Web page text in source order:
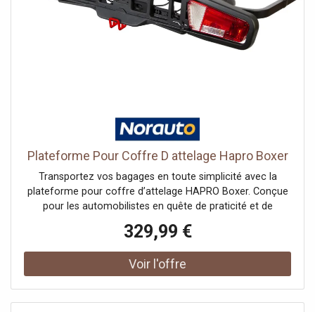
Plateforme Pour Coffre D attelage Hapro Boxer
Transportez vos bagages en toute simplicité avec la
plateforme pour coffre d’attelage HAPRO Boxer. Conçue
pour les automobilistes en quête de praticité et de
votre attelage pour augmenter votre capacité de
chargement sans compromettre l'accès au coffre. Que
ce soit pour les vacances, les loisirs ou un week-end
prolongé, elle offre un espace fiable pour vos affaires
329,99 €